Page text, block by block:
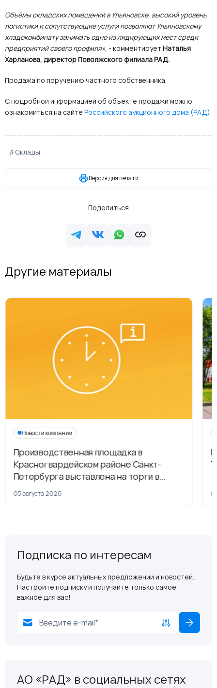
Объёмы складских помещений в Ульяновске, высокий уровень
логистики и сопутствующие услуги позволяют Ульяновскому
хладокомбинату занимать одно из лидирующих мест среди
предприятий своего профиля», - комментирует Наталья
Харланова, директор Поволжского филиала РАД.
Продажа по поручению частного собственника.
С подробной информацией об объекте продажи можно
ознакомиться на сайте Российского аукционного дома (РАД).
#Склады
Версия для печати
Поделиться
Другие материалы
Новости компании
Производственная площадка в
Красногвардейском районе Санкт-
Петербурга выставлена на торги в
рамках приватизации
05 августа 2026
Подписка по интересам
Будьте в курсе актуальных предложений и новостей.
Настройте подписку и получайте только самое
важное для вас!
АО «РАД» в социальных сетях